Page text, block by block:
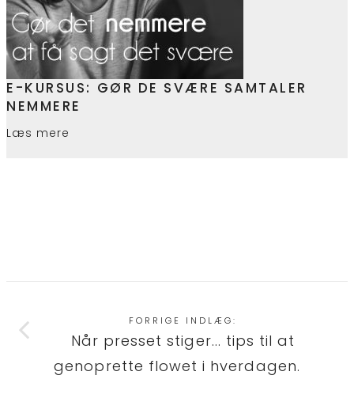
E-KURSUS: GØR DE SVÆRE SAMTALER
NEMMERE
Læs mere
FORRIGE INDLÆG:
Når presset stiger... tips til at
genoprette flowet i hverdagen.